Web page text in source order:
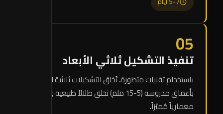
05
تنفيذ التشكيل ثلاثي الأبعاد
باستخدام تقنيات متطورة، تُخلق التشكيلات ثلاثية الأبعاد
بأعماق مدروسة (5-15 ملم) تَخلق ظلالاً طبيعية وحضوراً
معمارياً مُميَّزاً.